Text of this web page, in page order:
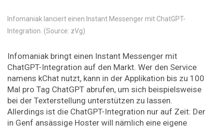
Infomaniak lanciert einen Instant Messenger mit ChatGPT-
Integration. (Source: zVg)
Infomaniak bringt einen Instant Messenger mit
ChatGPT-Integration auf den Markt. Wer den Service
namens kChat nutzt, kann in der Applikation bis zu 100
Mal pro Tag ChatGPT abrufen, um sich beispielsweise
bei der Texterstellung unterstützen zu lassen.
Allerdings ist die ChatGPT-Integration nur auf Zeit: Der
in Genf ansässige Hoster will nämlich eine eigene